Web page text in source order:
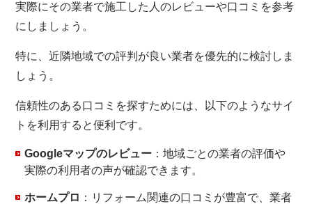
実際にその業者で施工した人のレビューや口コミを参考
にしましょう。
特に、近隣地域での評判が良い業者を優先的に検討しま
しょう。
信頼性のある口コミを探すためには、以下のようなサイ
トを利用すると便利です。
Googleマップのレビュー ：地域ごとの業者の評価や
実際の利用者の声が確認できます。
ホームプロ ：リフォーム関連の口コミが豊富で、業者